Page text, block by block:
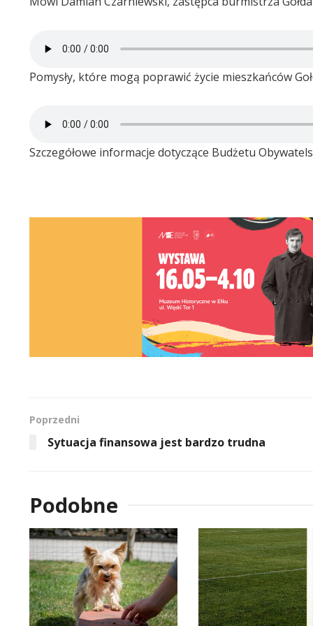
Pomysły, które mogą poprawić życie mieszkańców
Szczegółowe informacje dotyczące Budżetu
Poprzedni
Sytuacja finansowa jest bardzo trudna
Podobne